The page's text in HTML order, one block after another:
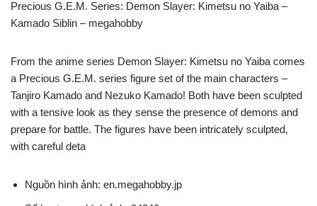
Precious G.E.M. Series: Demon Slayer: Kimetsu no Yaiba –
Kamado Siblin – megahobby
From the anime series Demon Slayer: Kimetsu no Yaiba comes
a Precious G.E.M. series figure set of the main characters –
Tanjiro Kamado and Nezuko Kamado! Both have been sculpted
with a tensive look as they sense the presence of demons and
prepare for battle. The figures have been intricately sculpted,
with careful deta
Nguồn hình ảnh: en.megahobby.jp